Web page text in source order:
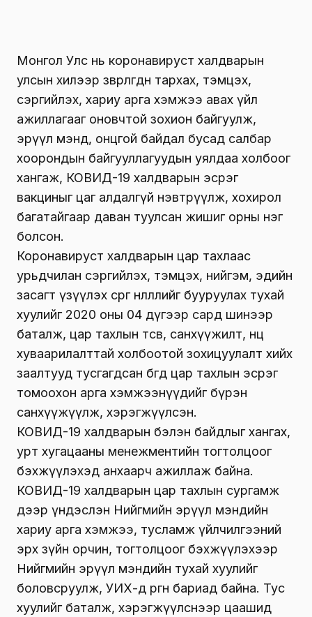
Монгол Улс нь коронавируст халдварын
улсын хилээр зөөвөрлөгдөн тархах, тэмцэх,
сэргийлэх, хариу арга хэмжээ авах үйл
ажиллагааг оновчтой зохион байгуулж,
эрүүл мэнд, онцгой байдал бусад салбар
хоорондын байгууллагуудын уялдаа холбоог
хангаж, КОВИД-19 халдварын эсрэг
вакциныг цаг алдалгүй нэвтрүүлж, хохирол
багатайгаар даван туулсан жишиг орны нэг
болсон.
Коронавируст халдварын цар тахлаас
урьдчилан сэргийлэх, тэмцэх, нийгэм, эдийн
засагт үзүүлэх сөрөг нөлөөллийг бууруулах тухай
хуулийг 2020 оны 04 дүгээр сард шинээр
баталж, цар тахлын төсөв, санхүүжилт, нөөц
хуваарилалттай холбоотой зохицуулалт хийх
заалтууд тусгагдсан бөгөөд цар тахлын эсрэг
томоохон арга хэмжээнүүдийг бүрэн
санхүүжүүлж, хэрэгжүүлсэн.
КОВИД-19 халдварын бэлэн байдлыг хангах,
урт хугацааны менежментийн тогтолцоог
бэхжүүлэхэд анхаарч ажиллаж байна.
КОВИД-19 халдварын цар тахлын сургамж
дээр үндэслэн Нийгмийн эрүүл мэндийн
хариу арга хэмжээ, тусламж үйлчилгээний
эрх зүйн орчин, тогтолцоог бэхжүүлэхээр
Нийгмийн эрүүл мэндийн тухай хуулийг
боловсруулж, УИХ-д өргөн бариад байна. Тус
хуулийг баталж, хэрэгжүүлснээр цаашид